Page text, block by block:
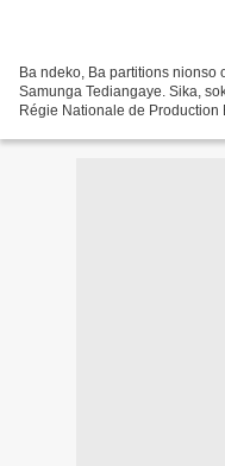
Ba ndeko, Ba partitions
Samunga Tediangaye. Sika,
Régie Nationale de Production